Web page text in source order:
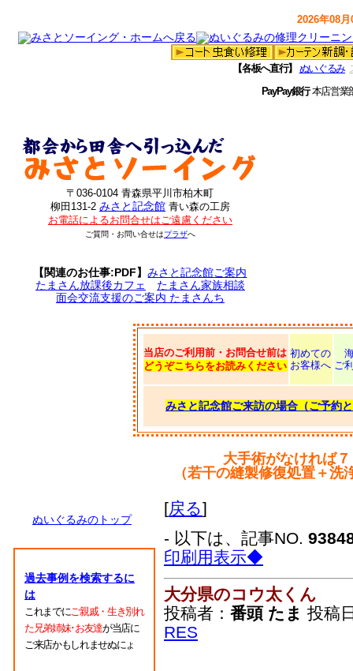
2026年08
【各板へ直行】 ぬいぐるみ
PayPay銀行本店営
〒036-0104 青森県平川市柏木町
柳田131-2 みさと記念館 青い森の工房
お電話によるお問合せはご遠慮ください
ご質問・お問い合せはプラザへ
【関連のお仕事:PDF】みさと記念館ご案内
たまさん放課後カフェ
たまさん家族相談
面会交流支援のご案内 たまさんち
当店のご利用前・お問合せ前は
どうぞこちらをお読みください
初めての
お客様へ ご
みさと記念館ご来訪の場合（ご予約
大手術がなければ
（若干の縫製修復処置＋
ぬいぐるみのトップ
過去事例を検索するに
は
これまでにご親戚・生き別れ
た兄弟姉妹･お友達が当店に
ご来店かもしれませぬにょ
[戻る]
- 以下は、記事NO.
印刷用表示◆
大分県のコウ太くん
投稿者： 番頭 たま 投稿
RES